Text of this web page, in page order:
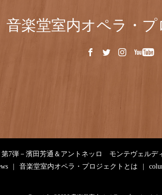
音楽堂室内オペラ・プ
第7弾－濱田芳通＆アントネッロ モンテヴェ
音楽堂室内オペラ・プロジェクトとは